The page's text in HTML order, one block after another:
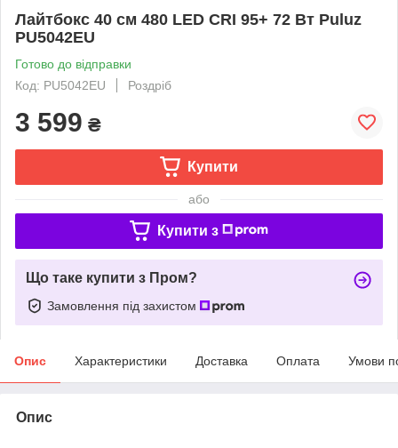
Лайтбокс 40 см 480 LED CRI 95+ 72 Вт Puluz
PU5042EU
Готово до відправки
Код: PU5042EU
Роздріб
3 599 ₴
Купити
або
Купити з
Що таке купити з Пром?
Замовлення під захистом
Опис Характеристики Доставка Оплата Умови
Опис